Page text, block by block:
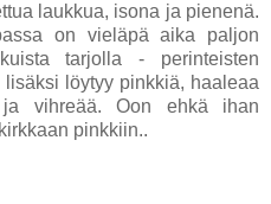
laukkua, isona ja pienenä.
on vieläpä aika paljon
tarjolla - perinteisten
löytyy pinkkiä, haaleaa
ja vihreää. Oon ehkä ihan
pinkkiin..